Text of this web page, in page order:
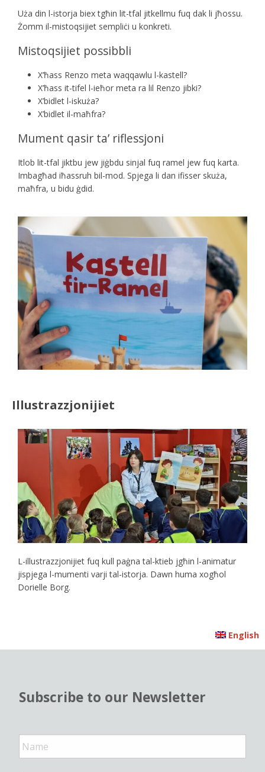
Uża din l-istorja biex tgħin lit-tfal jitkellmu fuq dak li jħossu.
Żomm il-mistoqsijiet sempliċi u konkreti.
Mistoqsijiet possibbli
X’ħass Renzo meta waqqawlu l-kastell?
X’ħass it-tifel l-ieħor meta ra lil Renzo jibki?
X’bidlet l-iskuża?
X’bidlet il-maħfra?
Mument qasir ta’ riflessjoni
Itlob lit-tfal jiktbu jew jiġbdu sinjal fuq ramel jew fuq karta.
Imbagħad iħassruh bil-mod. Spjega li dan ifisser skuża,
maħfra, u bidu ġdid.
Illustrazzjonijiet
L-illustrazzjonijiet fuq kull paġna tal-ktieb jgħin l-animatur
jispjega l-mumenti varji tal-istorja. Dawn huma xogħol
Dorielle Borg.
English
Subscribe to our Newsletter
N
a
m